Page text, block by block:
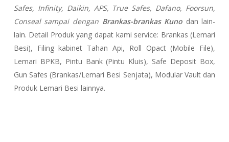
Safes, Infinity, Daikin, APS, True Safes, Dafano, Foorsun,
Conseal sampai dengan Brankas-brankas Kuno dan lain-
lain. Detail Produk yang dapat kami service: Brankas (Lemari
Besi), Filing kabinet Tahan Api, Roll Opact (Mobile File),
Lemari BPKB, Pintu Bank (Pintu Kluis), Safe Deposit Box,
Gun Safes (Brankas/Lemari Besi Senjata), Modular Vault dan
Produk Lemari Besi lainnya.